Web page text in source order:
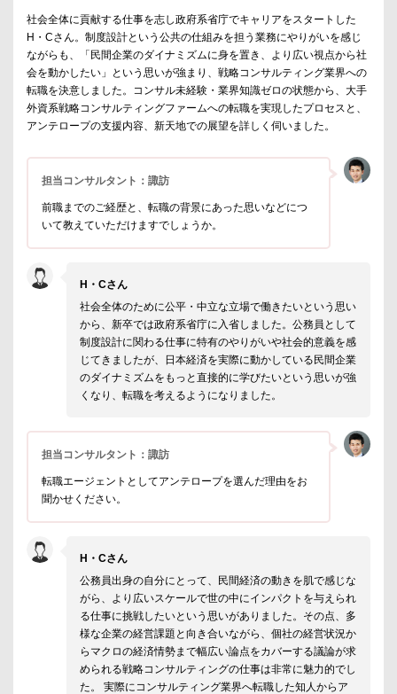
社会全体に貢献する仕事を志し政府系省庁でキャリアをスタートした
H・Cさん。制度設計という公共の仕組みを担う業務にやりがいを感じ
ながらも、「民間企業のダイナミズムに身を置き、より広い視点から社
会を動かしたい」という思いが強まり、戦略コンサルティング業界への
転職を決意しました。コンサル未経験・業界知識ゼロの状態から、大手
外資系戦略コンサルティングファームへの転職を実現したプロセスと、
アンテロープの支援内容、新天地での展望を詳しく伺いました。
担当コンサルタント：諏訪
前職までのご経歴と、転職の背景にあった思いなどにつ
いて教えていただけますでしょうか。
H・Cさん
社会全体のために公平・中立な立場で働きたいという思い
から、新卒では政府系省庁に入省しました。公務員として
制度設計に関わる仕事に特有のやりがいや社会的意義を感
じてきましたが、日本経済を実際に動かしている民間企業
のダイナミズムをもっと直接的に学びたいという思いが強
くなり、転職を考えるようになりました。
担当コンサルタント：諏訪
転職エージェントとしてアンテロープを選んだ理由をお
聞かせください。
H・Cさん
公務員出身の自分にとって、民間経済の動きを肌で感じな
がら、より広いスケールで世の中にインパクトを与えられ
る仕事に挑戦したいという思いがありました。その点、多
様な企業の経営課題と向き合いながら、個社の経営状況か
らマクロの経済情勢まで幅広い論点をカバーする議論が求
められる戦略コンサルティングの仕事は非常に魅力的でし
た。 実際にコンサルティング業界へ転職した知人からア